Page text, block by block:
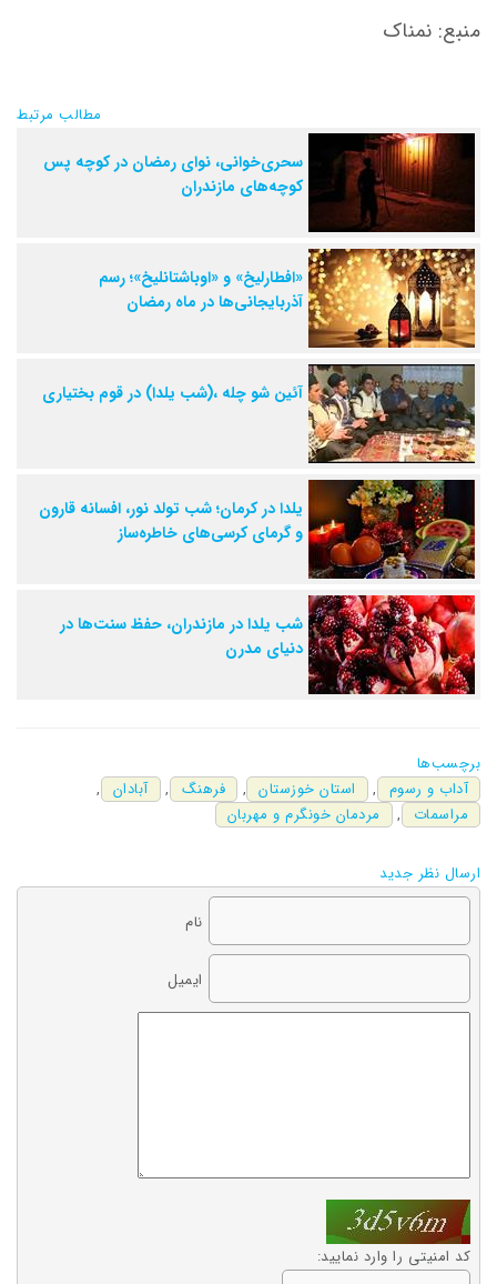
منبع: نمناک
مطالب مرتبط
سحری‌خوانی، نوای رمضان در کوچه پس
کوچه‌های مازندران
«افطارلیخ» و «اوباشتانلیخ»؛ رسم
آذربایجانی‌ها در ماه رمضان
آئین شو چله ،(شب یلدا) در قوم بختیاری
یلدا در کرمان؛ شب تولد نور، افسانه قارون
و گرمای کرسی‌های خاطره‌ساز
شب یلدا در مازندران، حفظ سنت‌ها در
دنیای مدرن
برچسب‌ها
آداب و رسوم
, استان خوزستان , فرهنگ , آبادان
,
مراسمات
, مردمان خونگرم و مهربان
ارسال نظر جدید
نام
ایمیل
کد امنیتی را وارد نمایید: